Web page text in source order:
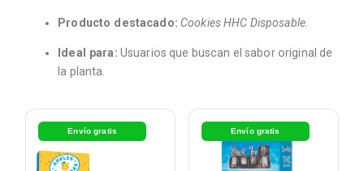
Producto destacado: Cookies HHC Disposable
Ideal para: Usuarios que buscan el sabor original de
la planta.
Envío gratis Envío gratis